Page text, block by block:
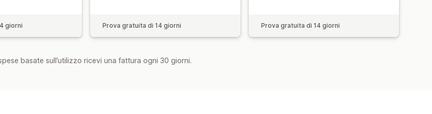
giorni Prova gratuita di 14 giorni Prova gratuita di 14 giorni
basate sull’utilizzo ricevi una fattura ogni 30 giorni.